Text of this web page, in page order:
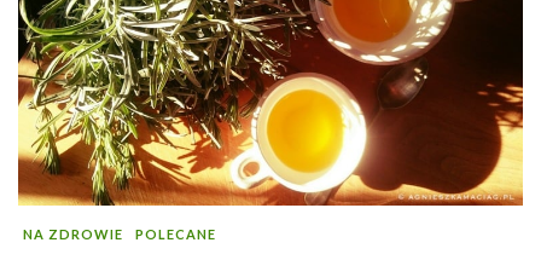
NA ZDROWIE POLECANE